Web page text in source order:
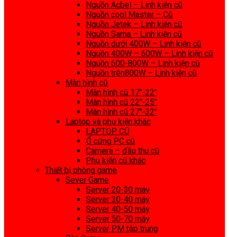
Nguồn Acbel – Linh kiện cũ
Nguồn cool Master – Cũ
Nguồn Jetek – Linh kiện cũ
Nguồn Sama – Linh kiện cũ
Nguồn dưới 400W – Linh kiện cũ
Nguồn 400W – 600W – Linh kiện cũ
Nguồn 600-800W – Linh kiện cũ
Nguồn trên800W – Linh kiện cũ
Màn hình cũ
Màn hình cũ 17″-22″
Màn hình cũ 22″-25″
Màn hình cũ 27″-32″
Laptop và phụ kiện khác
LAPTOP CŨ
Ổ cứng PC cũ
Camera – đầu thu cũ
Phụ kiện cũ khác
Thiết bị phòng game
Sever Game
Server 20-30 máy
Server 30-40 máy
Server 40-50 máy
Server 50-70 máy
Server PM tập trung